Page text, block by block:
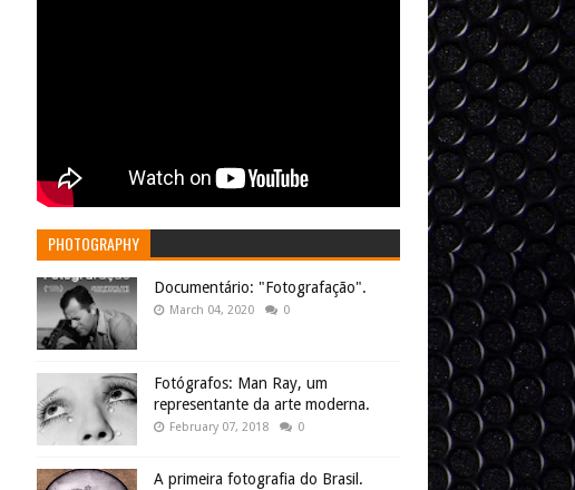
PHOTOGRAPHY
Documentário: "Fotografação".
March 04, 2020 0
Fotógrafos: Man Ray, um
representante da arte moderna.
February 07, 2018 0
A primeira fotografia do Brasil.